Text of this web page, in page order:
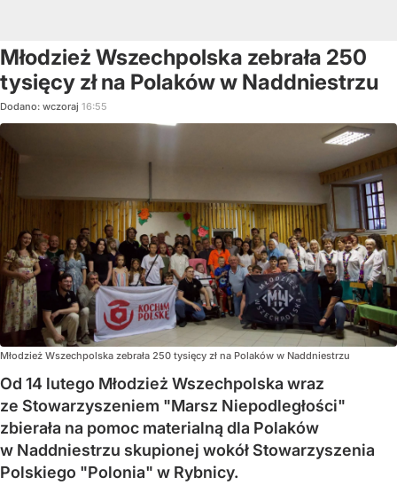
Młodzież Wszechpolska zebrała 250
tysięcy zł na Polaków w Naddniestrzu
Dodano: wczoraj 16:55
Młodzież Wszechpolska zebrała 250 tysięcy zł na Polaków w Naddniestrzu
Od 14 lutego Młodzież Wszechpolska wraz
ze Stowarzyszeniem "Marsz Niepodległości"
zbierała na pomoc materialną dla Polaków
w Naddniestrzu skupionej wokół Stowarzyszenia
Polskiego "Polonia" w Rybnicy.